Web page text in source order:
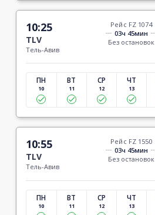
10:25
TLV
Тель-Авив
Рейс FZ 1074
03ч 45мин
Без остановок
ПН
10
ВТ
11
СР
12
ЧТ
13
10:55
TLV
Тель-Авив
Рейс FZ 1550
03ч 45мин
Без остановок
ПН
10
ВТ
11
СР
12
ЧТ
13